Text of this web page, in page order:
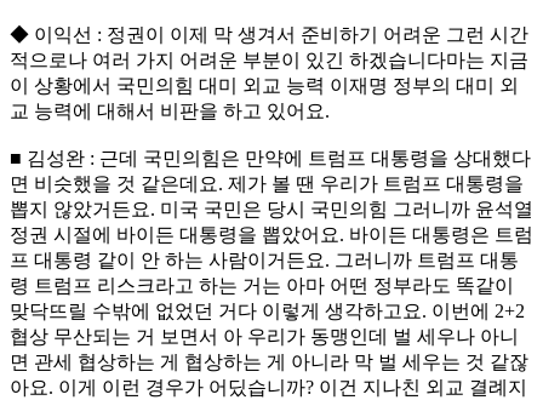
◆ 이익선 : 정권이 이제 막 생겨서 준비하기 어려운 그런 시간
적으로나 여러 가지 어려운 부분이 있긴 하겠습니다마는 지금
이 상황에서 국민의힘 대미 외교 능력 이재명 정부의 대미 외
교 능력에 대해서 비판을 하고 있어요.
■ 김성완 : 근데 국민의힘은 만약에 트럼프 대통령을 상대했다
면 비슷했을 것 같은데요. 제가 볼 땐 우리가 트럼프 대통령을
뽑지 않았거든요. 미국 국민은 당시 국민의힘 그러니까 윤석열
정권 시절에 바이든 대통령을 뽑았어요. 바이든 대통령은 트럼
프 대통령 같이 안 하는 사람이거든요. 그러니까 트럼프 대통
령 트럼프 리스크라고 하는 거는 아마 어떤 정부라도 똑같이
맞닥뜨릴 수밖에 없었던 거다 이렇게 생각하고요. 이번에 2+2
협상 무산되는 거 보면서 아 우리가 동맹인데 벌 세우나 아니
면 관세 협상하는 게 협상하는 게 아니라 막 벌 세우는 것 같잖
아요. 이게 이런 경우가 어딨습니까? 이건 지나친 외교 결례지